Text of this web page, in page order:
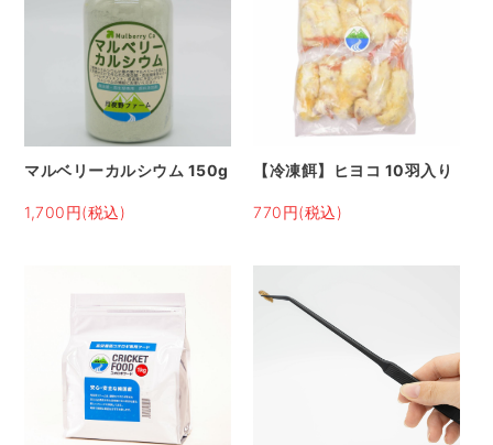
マルベリーカルシウム 150g
1,700円(税込)
【冷凍餌】ヒヨコ 10羽入り
770円(税込)